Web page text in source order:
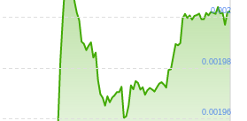
0.00196
0.00198
0.002